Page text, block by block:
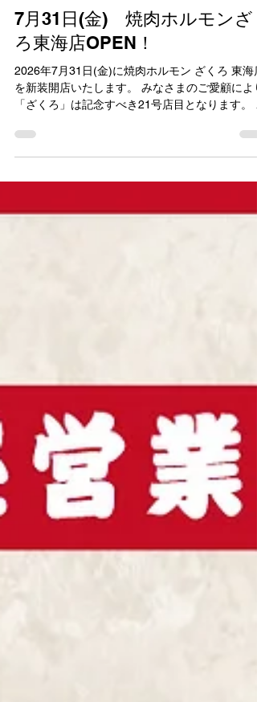
7月7日
読了時間: 1分
7月31日(金) 焼肉ホルモンざ
ろ東海店OPEN！
2026年7月31日(金)に焼肉ホルモン ざくろ 東海
「ざくろ」は記念すべき21号店目となります。 本